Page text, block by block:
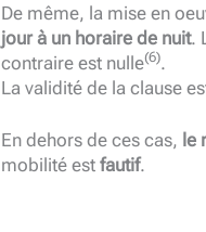
De même, la mise en
jour à un horaire de nuit.
contraire est nulle(6).
La validité de la clause
En dehors de ces cas, le
mobilité est fautif.